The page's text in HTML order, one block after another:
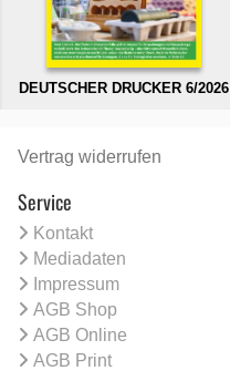
DEUTSCHER DRUCKER 6/2026
Vertrag widerrufen
Service
Kontakt
Mediadaten
Impressum
AGB Shop
AGB Online
AGB Print